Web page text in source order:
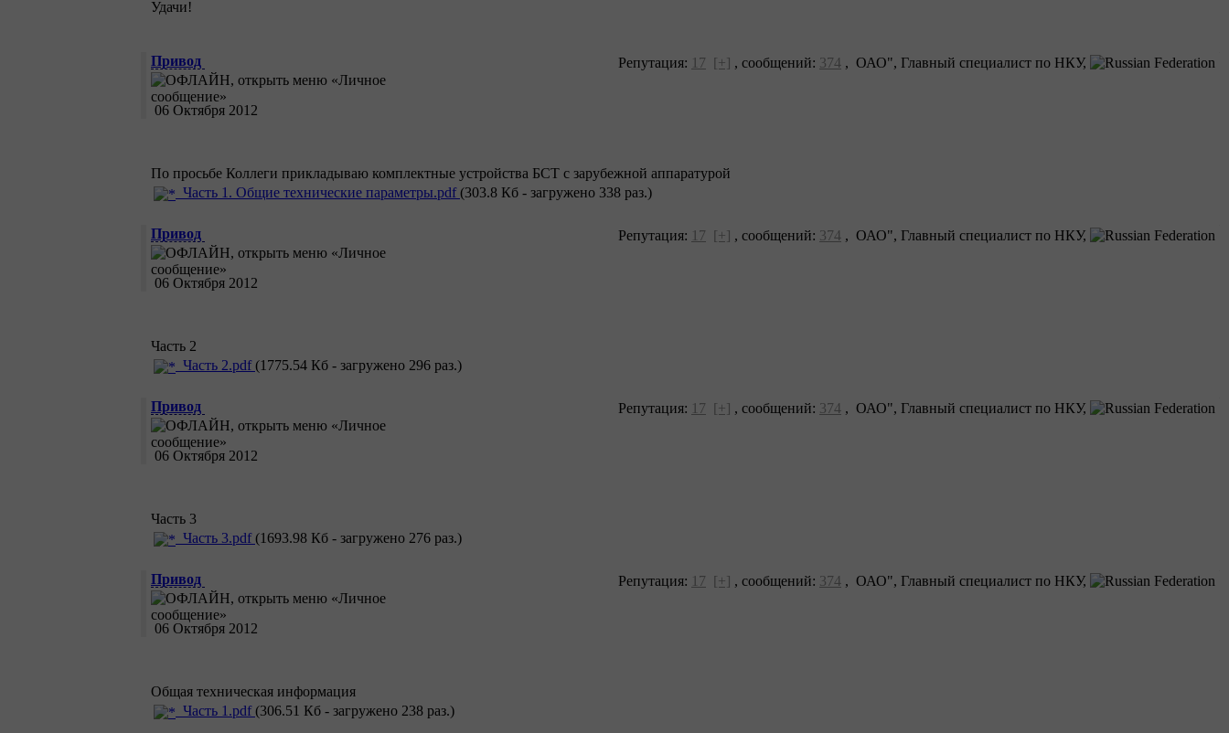
Удачи!
Привод
06 Октября 2012
Репутация: 17 [+] , сообщений: 374 , ОАО", Главный специалист по НКУ,
По просьбе Коллеги прикладываю комплектные устройства БСТ с зарубежной аппаратурой
Часть 1. Общие технические параметры.pdf(303.8 Кб - загружено 338 раз.)
Привод
06 Октября 2012
Репутация: 17 [+] , сообщений: 374 , ОАО", Главный специалист по НКУ,
Часть 2
Часть 2.pdf(1775.54 Кб - загружено 296 раз.)
Привод
06 Октября 2012
Репутация: 17 [+] , сообщений: 374 , ОАО", Главный специалист по НКУ,
Часть 3
Часть 3.pdf(1693.98 Кб - загружено 276 раз.)
Привод
06 Октября 2012
Репутация: 17 [+] , сообщений: 374 , ОАО", Главный специалист по НКУ,
Общая техническая информация
Часть 1.pdf(306.51 Кб - загружено 238 раз.)